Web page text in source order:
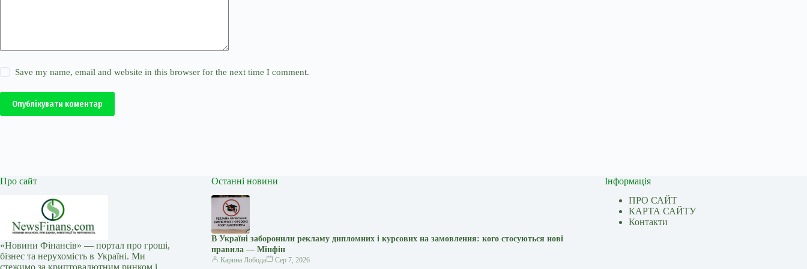
Save my name, email and website in this browser for the next time I comment.
Опублікувати коментар
Про сайт
«Новини Фінансів» — портал про гроші,
бізнес та нерухомість в Україні. Ми
стежимо за криптовалютним ринком і
Останні новини
В Україні заборонили рекламу дипломних і курсових на замовлення: кого стосуються нові
правила — Мінфін
Карина Лобода
Сер 7, 2026
Інформація
ПРО САЙТ
КАРТА САЙТУ
Контакти